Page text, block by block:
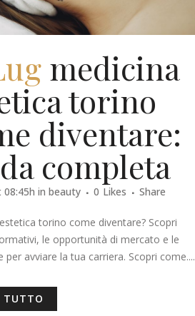
medicina
torino
diventare:
completa
in beauty 0 Likes Share
torino come diventare? Scopri
le opportunità di mercato e le
per avviare la tua carriera. Scopri come....
TUTTO